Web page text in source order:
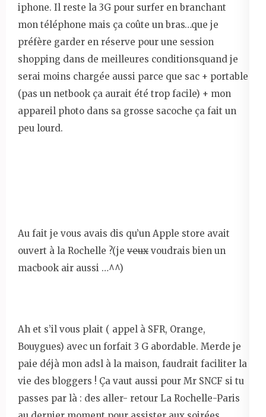
iphone. Il reste la 3G pour surfer en branchant
mon téléphone mais ça coûte un bras…que je
préfère garder en réserve pour une session
shopping dans de meilleures conditionsquand je
serai moins chargée aussi parce que sac + portable
(pas un netbook ça aurait été trop facile) + mon
appareil photo dans sa grosse sacoche ça fait un
peu lourd.
Au fait je vous avais dis qu’un Apple store avait
ouvert à la Rochelle ?(je veux voudrais bien un
macbook air aussi …^^)
Ah et s’il vous plait ( appel à SFR, Orange,
Bouygues) avec un forfait 3 G abordable. Merde je
paie déjà mon adsl à la maison, faudrait faciliter la
vie des bloggers ! Ça vaut aussi pour Mr SNCF si tu
passes par là : des aller- retour La Rochelle-Paris